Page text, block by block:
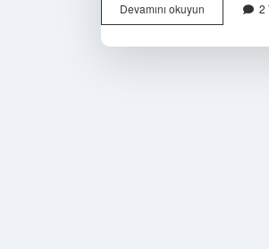
Devamını okuyun
Neye
2